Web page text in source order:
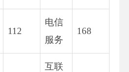
112
电信
服务
168
互联